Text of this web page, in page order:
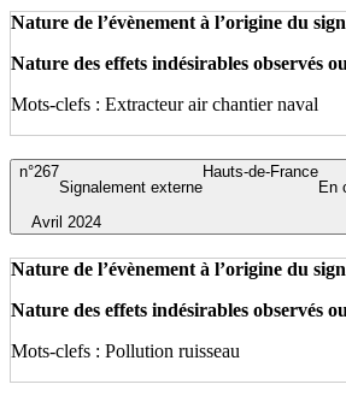
Nature de l’évènement à l’origine du
Nature des effets indésirables observés
Mots-clefs : Extracteur air chantier naval
Avril 2024
En
Hauts-de-France
Signalement externe
n°267
Nature de l’évènement à l’origine du
Nature des effets indésirables observés
Mots-clefs : Pollution ruisseau